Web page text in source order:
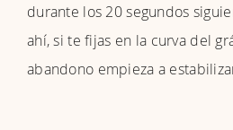
durante los 20 segundos
ahí, si te fijas en la curva del
abandono empieza a